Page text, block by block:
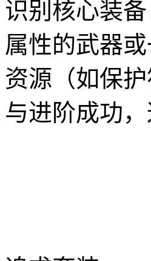
识别核心装
属性的武器
资源（如保
与进阶成功